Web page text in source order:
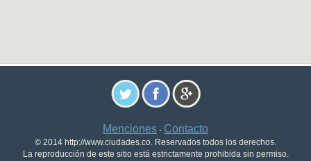
Menciones - Contacto
© 2014 http://www.ciudades.co. Reservados todos los derechos.
La reproducción de este sitio está estrictamente prohibida sin permiso.